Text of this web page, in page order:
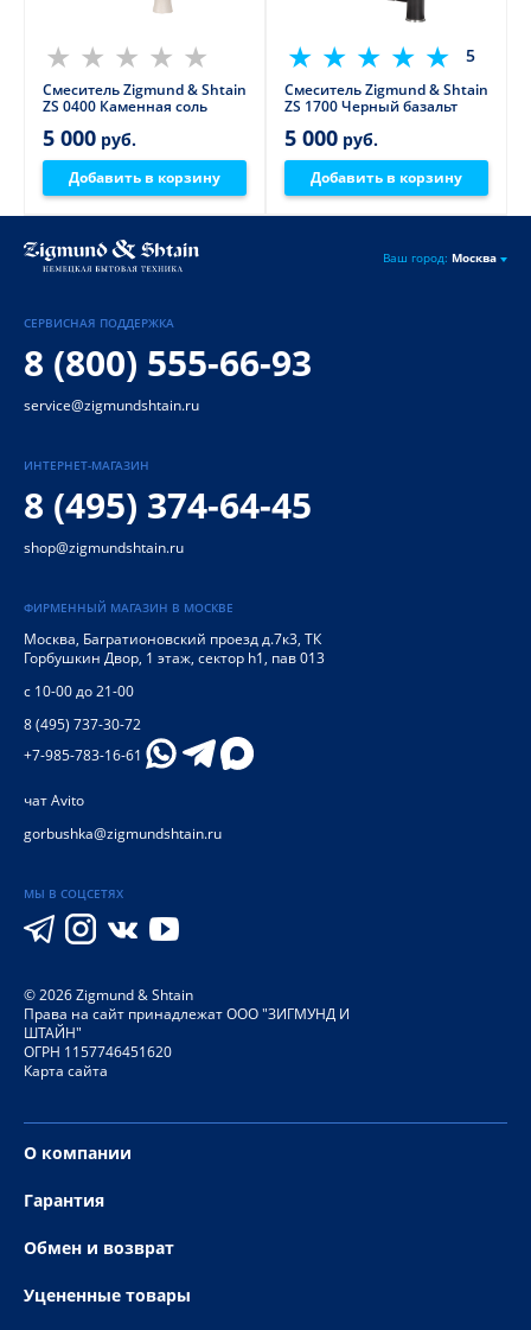
Смеситель Zigmund & Shtain
ZS 0400 Каменная соль
5 000 руб.
Добавить в корзину
5
Смеситель Zigmund & Shtain
ZS 1700 Черный базальт
5 000 руб.
Добавить в корзину
Ваш город: Москва
СЕРВИСНАЯ ПОДДЕРЖКА
8 (800) 555-66-93
service@zigmundshtain.ru
ИНТЕРНЕТ-МАГАЗИН
8 (495) 374-64-45
shop@zigmundshtain.ru
ФИРМЕННЫЙ МАГАЗИН В МОСКВЕ
Москва, Багратионовский проезд д.7к3, ТК
Горбушкин Двор, 1 этаж, сектор h1, пав 013
с 10-00 до 21-00
8 (495) 737-30-72
+7-985-783-16-61
чат Avito
gorbushka@zigmundshtain.ru
МЫ В СОЦСЕТЯХ
©2026Zigmund & Shtain
Права на сайт принадлежат ООО "ЗИГМУНД И
ШТАЙН"
ОГРН 1157746451620
Карта сайта
О компании
Гарантия
Обмен и возврат
Уцененные товары